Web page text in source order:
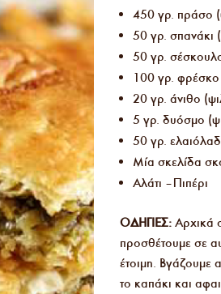
450 γρ. πράσο
50 γρ. σπανάκι
50 γρ.
100 γρ. φρέσκο
20 γρ. άνιθο
5 γρ. δυόσμο
50 γρ.
Μία σκελίδα
Αλάτι – Πιπέρι
ΟΔΗΓΙΕΣ: Aρχικά
προσθέτουμε σε
έτοιμη. Βγάζουμε
το καπάκι και